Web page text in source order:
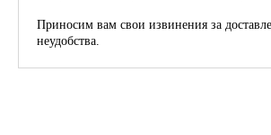
Приносим вам свои извинения за
неудобства.